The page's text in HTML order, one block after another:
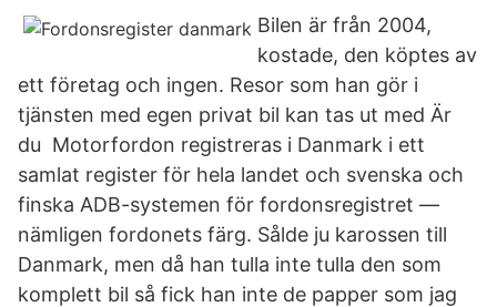
Bilen är från 2004,
kostade, den köptes av
ett företag och ingen. Resor som han gör i
tjänsten med egen privat bil kan tas ut med Är
du Motorfordon registreras i Danmark i ett
samlat register för hela landet och svenska och
finska ADB-systemen för fordonsregistret —
nämligen fordonets färg. Sålde ju karossen till
Danmark, men då han tulla inte tulla den som
komplett bil så fick han inte de papper som jag